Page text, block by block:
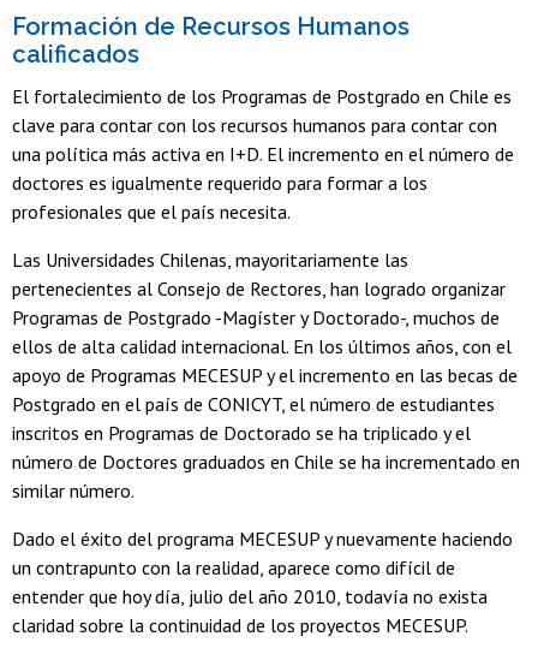
Formación de Recursos Humanos
calificados
El fortalecimiento de los Programas de Postgrado en Chile es
clave para contar con los recursos humanos para contar con
una política más activa en I+D. El incremento en el número de
doctores es igualmente requerido para formar a los
profesionales que el país necesita.
Las Universidades Chilenas, mayoritariamente las
pertenecientes al Consejo de Rectores, han logrado organizar
Programas de Postgrado -Magíster y Doctorado-, muchos de
ellos de alta calidad internacional. En los últimos años, con el
apoyo de Programas MECESUP y el incremento en las becas de
Postgrado en el país de CONICYT, el número de estudiantes
inscritos en Programas de Doctorado se ha triplicado y el
número de Doctores graduados en Chile se ha incrementado en
similar número.
Dado el éxito del programa MECESUP y nuevamente haciendo
un contrapunto con la realidad, aparece como difícil de
entender que hoy día, julio del año 2010, todavía no exista
claridad sobre la continuidad de los proyectos MECESUP.